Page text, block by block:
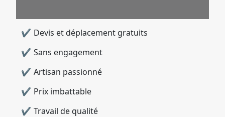
Devis et déplacement gratuits
Sans engagement
Artisan passionné
Prix imbattable
Travail de qualité